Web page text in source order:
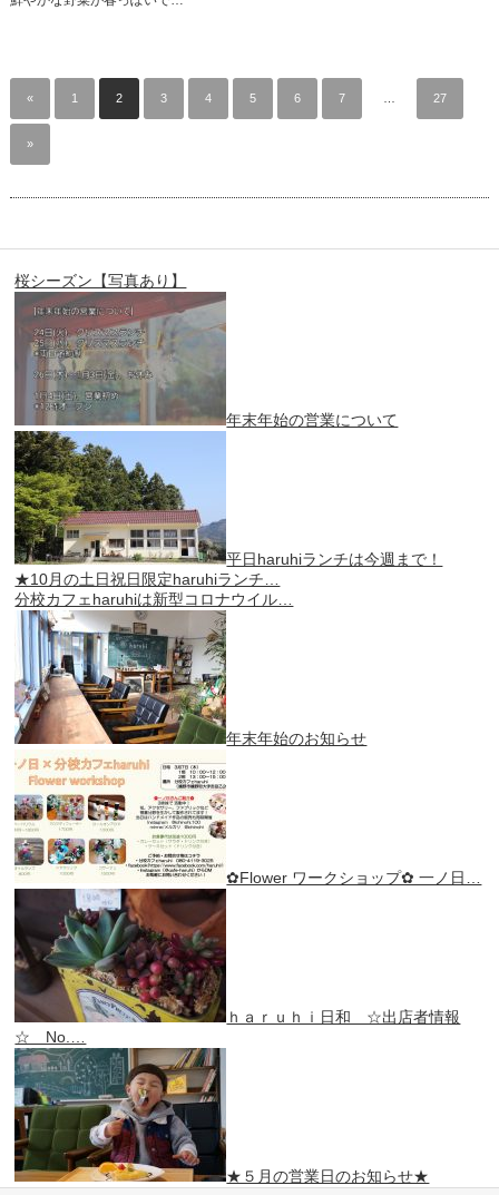
« 1 2 3 4 5 6 7 27
»
桜シーズン【写真あり】
年末年始の営業について
平日haruhiランチは今週まで！
★10月の土日祝日限定haruhiランチ…
分校カフェharuhiは新型コロナウイル…
年末年始のお知らせ
✿Flower ワークショップ✿ 一ノ日…
ｈａｒｕｈｉ日和 ☆出店者情報
☆ No.…
★５月の営業日のお知らせ★